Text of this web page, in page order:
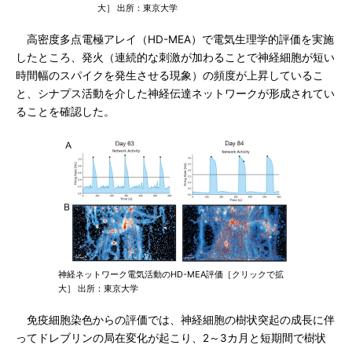
大］ 出所：東京大学
高密度多点電極アレイ（HD-MEA）で電気生理学的評価を実施
したところ、発火（連続的な刺激が加わることで神経細胞が短い
時間幅のスパイクを発生させる現象）の頻度が上昇しているこ
と、シナプス活動を介した神経伝達ネットワークが形成されてい
ることを確認した。
神経ネットワーク電気活動のHD-MEA評価［クリックで拡
大］ 出所：東京大学
免疫細胞染色からの評価では、神経細胞の樹状突起の成長に伴
ってドレブリンの局在変化が起こり、2～3カ月と短期間で樹状